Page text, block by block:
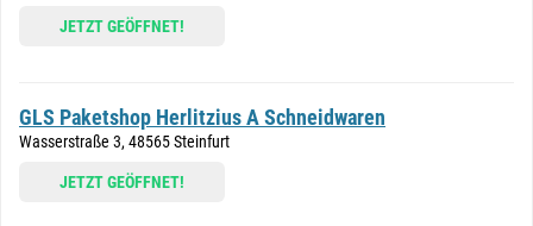
JETZT GEÖFFNET!
GLS Paketshop Herlitzius A Schneidwaren
Wasserstraße 3, 48565 Steinfurt
JETZT GEÖFFNET!